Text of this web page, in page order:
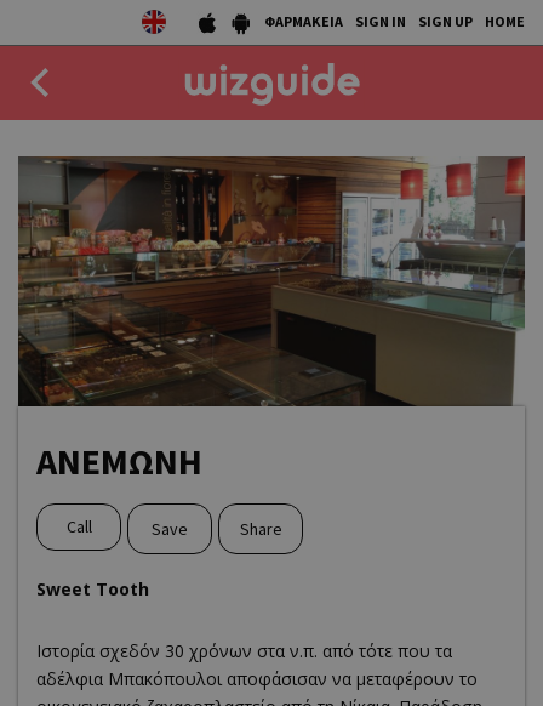
ΦΑΡΜΑΚΕΙΑ SIGN IN SIGN UP HOME
DRINK
50 BEST
AGENDA
COLLECTIONS
AΝΕΜΩΝΗ
Call Save Share
Sweet Tooth
Ιστορία σχεδόν 30 χρόνων στα ν.π. από τότε που τα
αδέλφια Μπακόπουλοι αποφάσισαν να μεταφέρουν το